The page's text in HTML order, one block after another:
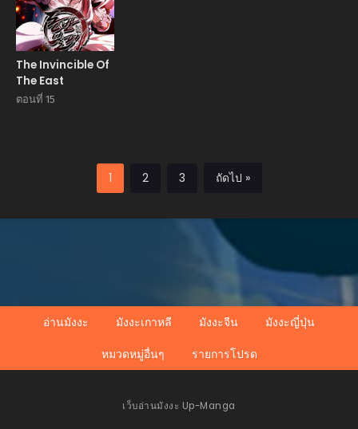
The Invincible Of
The East
ตอนที่ 15
1 2 3 ถัดไป »
อ่านมังงะ มังงะเกาหลี มังงะจีน
มังงะญี่ปุ่น
หมวดหมู่อื่นๆ
รายการโปรด
เว็บอ่านมังงะ Up-Manga